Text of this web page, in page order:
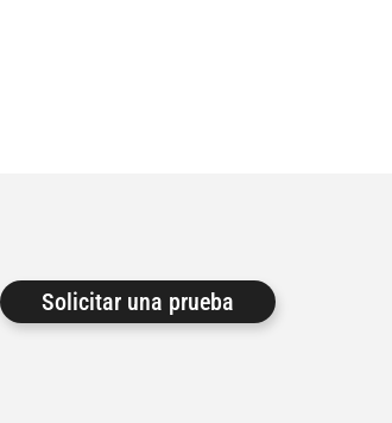
Solicitar una prueba